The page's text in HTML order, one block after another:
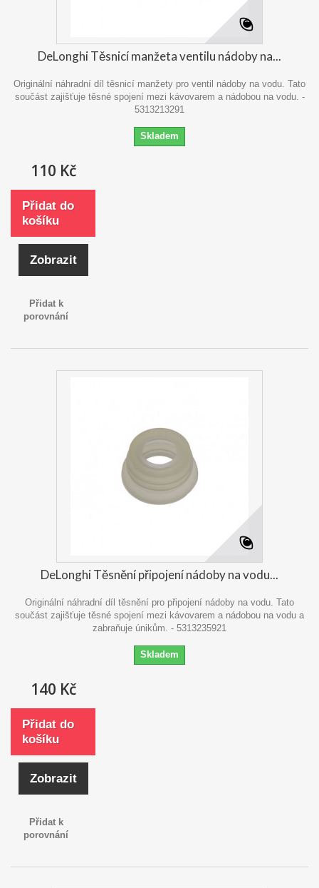
DeLonghi Těsnicí manžeta ventilu nádoby na...
Originální náhradní díl těsnicí manžety pro ventil nádoby na vodu. Tato
součást zajišťuje těsné spojení mezi kávovarem a nádobou na vodu. -
5313213291
Skladem
110 Kč
Přidat do
košíku
Zobrazit
Přidat k
porovnání
DeLonghi Těsnění připojení nádoby na vodu...
Originální náhradní díl těsnění pro připojení nádoby na vodu. Tato
součást zajišťuje těsné spojení mezi kávovarem a nádobou na vodu a
zabraňuje únikům. - 5313235921
Skladem
140 Kč
Přidat do
košíku
Zobrazit
Přidat k
porovnání